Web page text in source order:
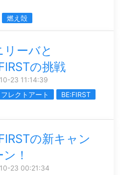
燃え殻
リーバと
の挑戦
23 11:14:39
フレクトアート
BE:FIRST
の新キャン
！
23 00:21:34